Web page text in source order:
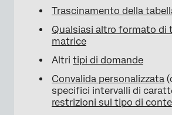
Trascinamento della
Qualsiasi altro formato di
matrice
Altri tipi di domande
Convalida personalizzata
specifici intervalli di
restrizioni sul tipo di